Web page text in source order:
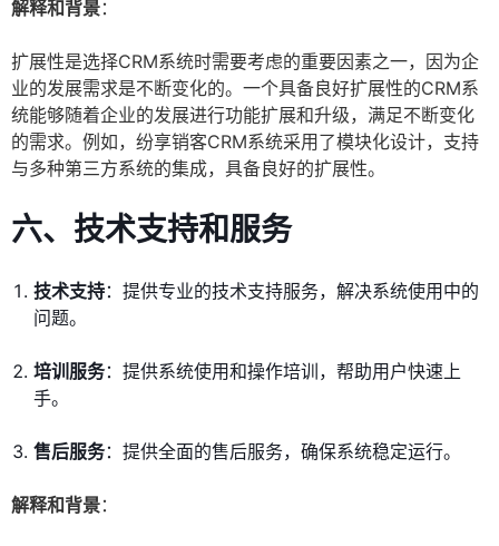
解释和背景：
扩展性是选择CRM系统时需要考虑的重要因素之一，因为企
业的发展需求是不断变化的。一个具备良好扩展性的CRM系
统能够随着企业的发展进行功能扩展和升级，满足不断变化
的需求。例如，纷享销客CRM系统采用了模块化设计，支持
与多种第三方系统的集成，具备良好的扩展性。
六、技术支持和服务
技术支持：提供专业的技术支持服务，解决系统使用中的
问题。
培训服务：提供系统使用和操作培训，帮助用户快速上
手。
售后服务：提供全面的售后服务，确保系统稳定运行。
解释和背景：